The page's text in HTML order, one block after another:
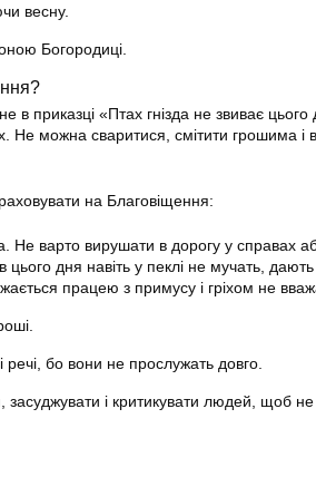
весну.
Богородиці.
в приказці «Птах гнізда не звиває
Не можна сваритися, смітити грошима і
на Благовіщення:
Не варто вирушати в дорогу у справах
дня навіть у пеклі не мучать, дають
працею з примусу і гріхом не
бо вони не прослужать довго.
засуджувати і критикувати людей, щоб не